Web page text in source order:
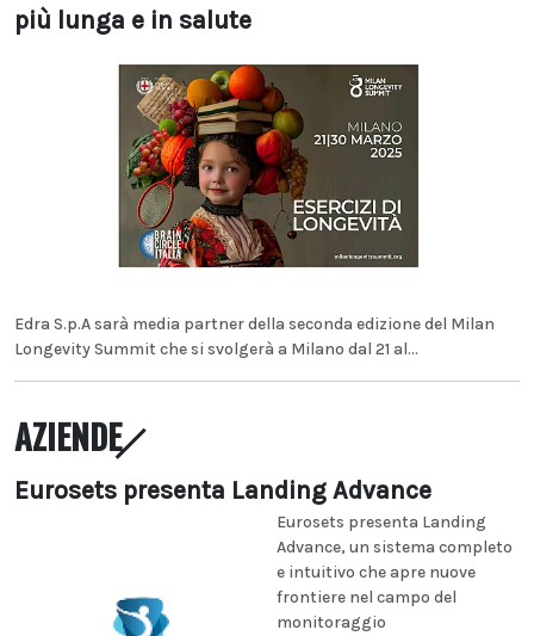
più lunga e in salute
Edra S.p.A sarà media partner della seconda edizione del Milan
Longevity Summit che si svolgerà a Milano dal 21 al...
AZIENDE
Eurosets presenta Landing Advance
Eurosets presenta Landing
Advance, un sistema completo
e intuitivo che apre nuove
frontiere nel campo del
monitoraggio